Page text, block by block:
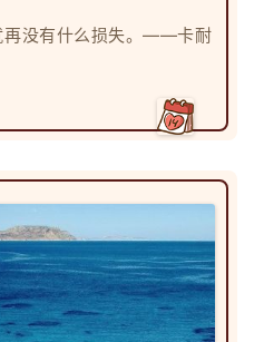
再没有什么损失。——卡耐